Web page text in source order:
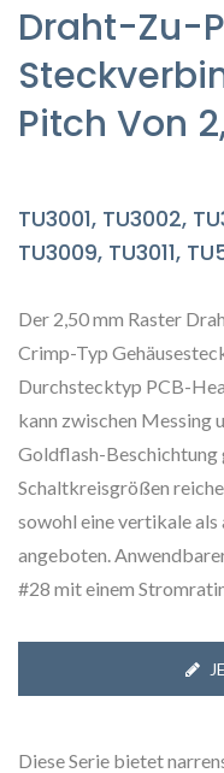
Draht-Zu-
Pitch Von
TU3001, TU3002,
TU3009, TU3011,
Der 2,50 mm Raster
Crimp-Typ
Durchstecktyp PCB-
kann zwischen Messing
Goldflash-
Schaltkreisgrößen
sowohl eine vertikale
angeboten.
#28 mit einem
Diese Serie bietet